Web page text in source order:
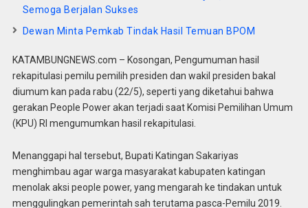
Semoga Berjalan Sukses
Dewan Minta Pemkab Tindak Hasil Temuan BPOM
KATAMBUNGNEWS.com – Kosongan, Pengumuman hasil
rekapitulasi pemilu pemilih presiden dan wakil presiden bakal
diumum kan pada rabu (22/5), seperti yang diketahui bahwa
gerakan People Power akan terjadi saat Komisi Pemilihan Umum
(KPU) RI mengumumkan hasil rekapitulasi.
Menanggapi hal tersebut, Bupati Katingan Sakariyas
menghimbau agar warga masyarakat kabupaten katingan
menolak aksi people power, yang mengarah ke tindakan untuk
menggulingkan pemerintah sah terutama pasca-Pemilu 2019.